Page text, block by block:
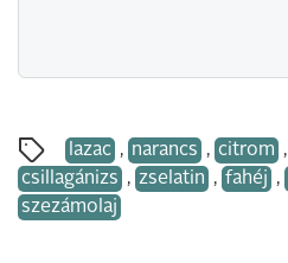
lazac , narancs , citrom ,
csillagánizs , zselatin , fahéj ,
szezámolaj